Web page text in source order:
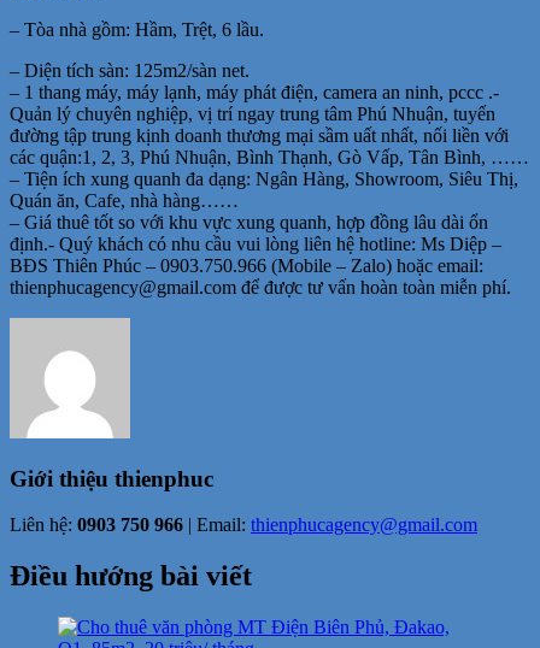
– Tòa nhà gồm: Hầm, Trệt, 6 lầu.
– Diện tích sàn: 125m2/sàn net.
– 1 thang máy, máy lạnh, máy phát điện, camera an ninh, pccc .-
Quản lý chuyên nghiệp, vị trí ngay trung tâm Phú Nhuận, tuyến
đường tập trung kịnh doanh thương mại sầm uất nhất, nối liền với
các quận:1, 2, 3, Phú Nhuận, Bình Thạnh, Gò Vấp, Tân Bình, ……
– Tiện ích xung quanh đa dạng: Ngân Hàng, Showroom, Siêu Thị,
Quán ăn, Cafe, nhà hàng……
– Giá thuê tốt so với khu vực xung quanh, hợp đồng lâu dài ổn
định.- Quý khách có nhu cầu vui lòng liên hệ hotline: Ms Diệp –
BĐS Thiên Phúc – 0903.750.966 (Mobile – Zalo) hoặc email:
thienphucagency@gmail.com để được tư vấn hoàn toàn miễn phí.
Giới thiệu thienphuc
Liên hệ: 0903 750 966 | Email: thienphucagency@gmail.com
Điều hướng bài viết